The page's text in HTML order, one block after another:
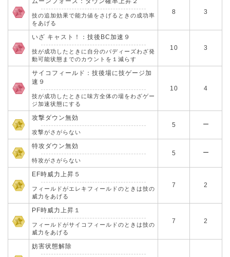
技の追加効果で能力値をさげるときの成功率
をあげる
8 3
いざ キャスト！：技後BC加速９
技が成功したときに自分のバディーズわざ発
動可能状態までのカウントを１減らす
10 3
サイコフィールド：技後場に技ゲージ加
速９
技が成功したときに味方全体の場をわざゲー
ジ加速状態にする
10 4
攻撃ダウン無効
攻撃がさがらない
5 ー
特攻ダウン無効
特攻がさがらない
5 ー
EF時威力上昇５
フィールドがエレキフィールドのときは技の
威力をあげる
7 2
PF時威力上昇１
フィールドがサイコフィールドのときは技の
威力をあげる
7 2
妨害状態解除